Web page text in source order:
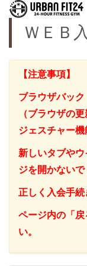
ＷＥＢ
【注意事項】
ブラウザバッ
（ブラウザの
ジェスチャー機
新しいタブや
ジを開かないで
正しく入会手続
ページ内の「
い。